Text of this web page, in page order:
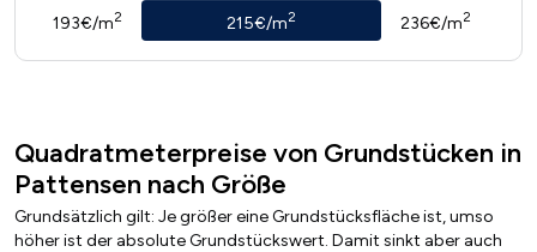
193€/m2 215€/m2 236€/m2
Quadratmeterpreise von Grundstücken in
Pattensen nach Größe
Grundsätzlich gilt: Je größer eine Grundstücksfläche ist, umso
höher ist der absolute Grundstückswert. Damit sinkt aber auch